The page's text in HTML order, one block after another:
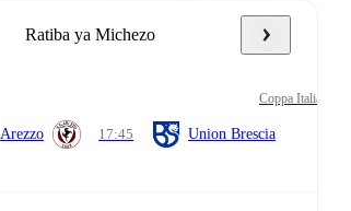
Ratiba ya Michezo
Coppa Italia
Arezzo 17:45 Union Brescia